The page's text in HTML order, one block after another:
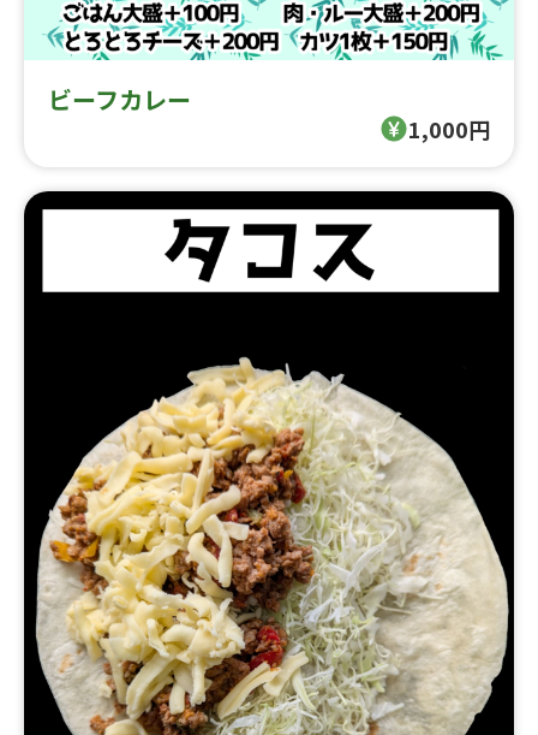
ビーフカレー
1,000円